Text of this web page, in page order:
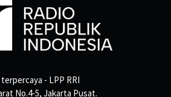
- LPP RRI
No.4-5, Jakarta Pusat.